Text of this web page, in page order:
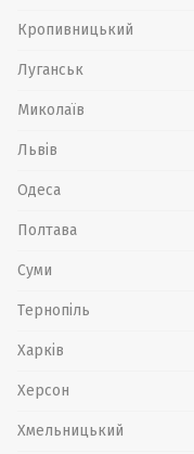
Кропивницький
Луганськ
Миколаїв
Львів
Одеса
Полтава
Суми
Тернопіль
Харків
Херсон
Хмельницький